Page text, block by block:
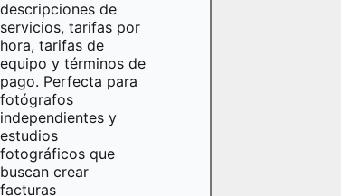
descripciones de
servicios, tarifas por
hora, tarifas de
equipo y términos de
pago. Perfecta para
fotógrafos
independientes y
estudios
fotográficos que
buscan crear
facturas